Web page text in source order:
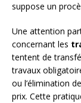
suppose un
Une attention
concernant les
tentent de
travaux
ou l’élimination
prix. Cette